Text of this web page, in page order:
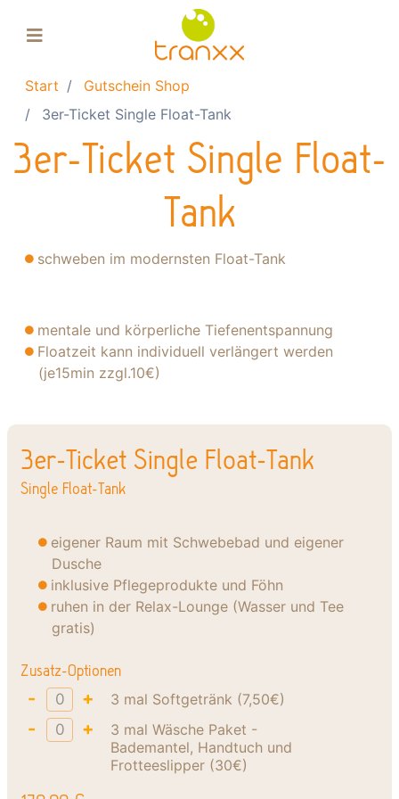
Massage
Einkaufskorb
Start
Gutschein Shop
3er-Ticket Single Float-Tank
3er-Ticket Single Float-
Tank
schweben im modernsten Float-Tank
mentale und körperliche Tiefenentspannung
Floatzeit kann individuell verlängert werden
(je15min zzgl.10€)
3er-Ticket Single Float-Tank
Single Float-Tank
eigener Raum mit Schwebebad und eigener
Dusche
inklusive Pflegeprodukte und Föhn
ruhen in der Relax-Lounge (Wasser und Tee
gratis)
Zusatz-Optionen
- + 3 mal Softgetränk (7,50€)
- +
3 mal Wäsche Paket -
Bademantel, Handtuch und
Frotteeslipper (30€)